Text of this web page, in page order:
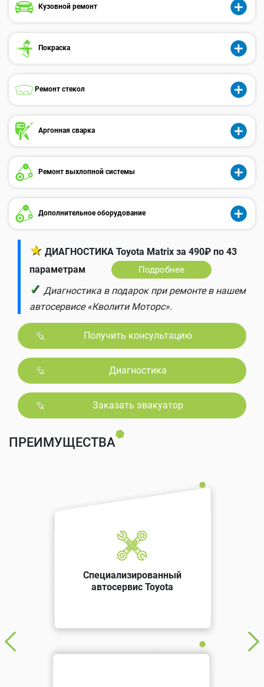
Кузовной ремонт
Покраска
Ремонт стекол
Аргонная сварка
Ремонт выхлопной системы
Дополнительное оборудование
★ ДИАГНОСТИКА Toyota Matrix за 490₽ по 43
параметрам
Подробнее
✓ Диагностика в подарок при ремонте в нашем
автосервисе «Кволити Моторс».
Получить консультацию
Диагностика
Заказать эвакуатор
ПРЕИМУЩЕСТВА
Специализированный
автосервис Toyota